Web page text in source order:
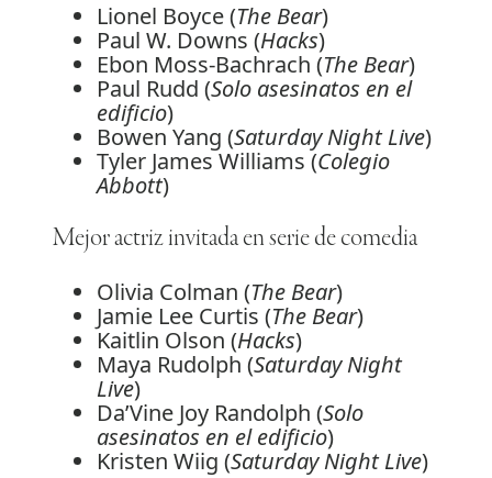
Lionel Boyce (The Bear)
Paul W. Downs (Hacks)
Ebon Moss-Bachrach (The Bear)
Paul Rudd (Solo asesinatos en el
edificio)
Bowen Yang (Saturday Night Live)
Tyler James Williams (Colegio
Abbott)
Mejor actriz invitada en serie de comedia
Olivia Colman (The Bear)
Jamie Lee Curtis (The Bear)
Kaitlin Olson (Hacks)
Maya Rudolph (Saturday Night
Live)
Da’Vine Joy Randolph (Solo
asesinatos en el edificio)
Kristen Wiig (Saturday Night Live)